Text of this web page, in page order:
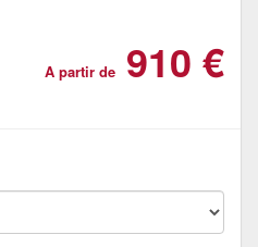
A partir de 910 €